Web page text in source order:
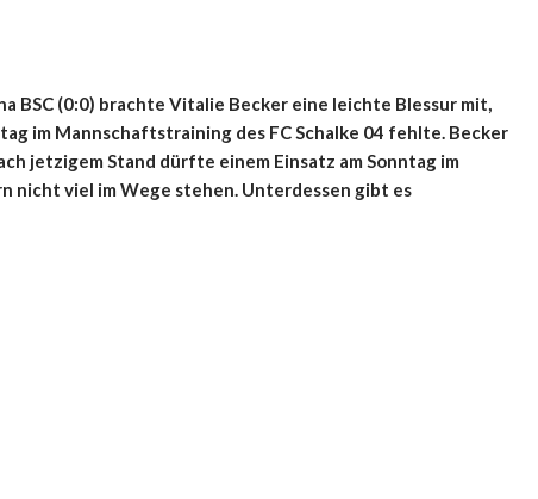
BSC (0:0) brachte Vitalie Becker eine leichte Blessur mit,
im Mannschaftstraining des FC Schalke 04 fehlte. Becker
jetzigem Stand dürfte einem Einsatz am Sonntag im
nicht viel im Wege stehen. Unterdessen gibt es